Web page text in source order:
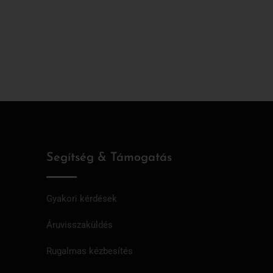
Segítség & Támogatás
Gyakori kérdések
Áruvisszaküldés
Rugalmas kézbesítés